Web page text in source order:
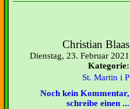
Christian Blaas
Dienstag, 23. Februar 2021
Kategorie:
St. Martin i P
Noch kein Kommentar,
schreibe einen ...